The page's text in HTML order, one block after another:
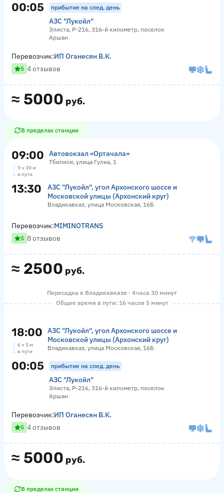
00:05 прибытие на след. день
АЗС "Лукойл"
Элиста, Р-216, 316-й километр, поселок
Аршан
≈ 5000 руб.
Перевозчик:ИП Оганесян В.К.
5 4 отзывов
В пределах станции
09:00 Автовокзал «Ортачала»
Тбилиси, улица Гулиа, 1
5 ч 30 м
в пути
13:30
АЗС "Лукойл", угол Архонского шоссе и
Московской улицы (Архонский круг)
Владикавказ, улица Московская, 16Б
≈ 2500 руб.
Перевозчик:MIMINOTRANS
5 8 отзывов
Пересадка в Владикавказе · 4 часа 30 минут
Общее время в пути: 16 часов 5 минут
18:00
АЗС "Лукойл", угол Архонского шоссе и
Московской улицы (Архонский круг)
Владикавказ, улица Московская, 16Б
6 ч 5 м
в пути
00:05 прибытие на след. день
АЗС "Лукойл"
Элиста, Р-216, 316-й километр, поселок
Аршан
≈ 5000 руб.
Перевозчик:ИП Оганесян В.К.
5 4 отзывов
В пределах станции